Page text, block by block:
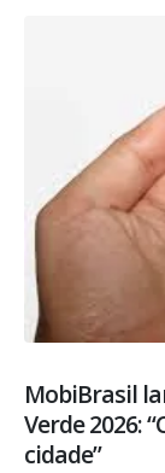
MobiBrasil
Verde 2026:
cidade”